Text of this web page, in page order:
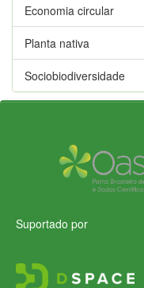
Economia circular
Planta nativa
Sociobiodiversidade
Suportado por